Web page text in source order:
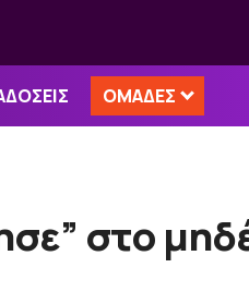
ΟΜΑΔΕΣ
στο